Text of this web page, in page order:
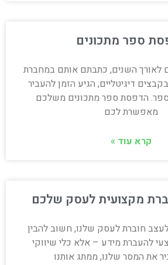
ספר מתכונים
לאורך השנים, כתבתם אותם במחברת
דיגיטליים, הגיע הזמן להעביר
הדפסת ספר מתכונים משלכם
מאפשרת לכם
קרא עוד »
מקצועית לעסק שלכם
חוברת לעסק שלנו, חשוב להבין
להעברת מידע – אלא כלי שיווקי
את המסר שלנו, ממתג אותנו